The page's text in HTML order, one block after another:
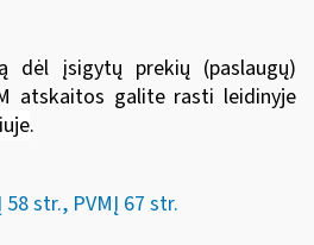
dėl įsigytų prekių (paslaugų)
atskaitos galite rasti leidinyje
.
58 str., PVMĮ 67 str.